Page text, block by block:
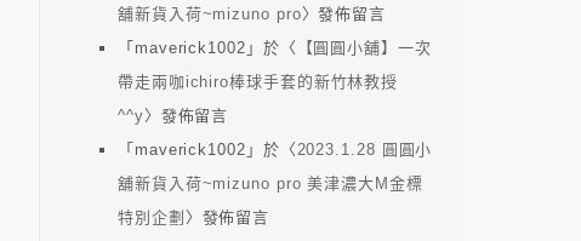
舖新貨入荷~mizuno pro〉發佈留言
「 maverick1002 」於〈
【圓圓小舖】一次
帶走兩咖ichiro棒球手套的新竹林教授
^^y〉發佈留言
「 maverick1002 」於〈2023.1.28 圓圓小
舖新貨入荷~mizuno pro 美津濃大M金標
特別企劃 〉發佈留言